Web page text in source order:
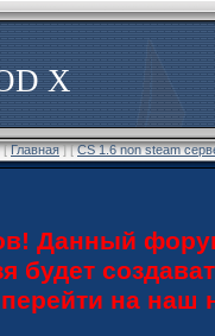
X
[Главная] [CS 1.6 non steam
Данный
будет
перейти на